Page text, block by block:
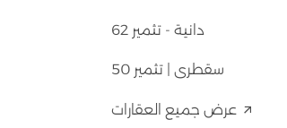
​دانية - تثمير 62
​سقطرى | تثمير 50